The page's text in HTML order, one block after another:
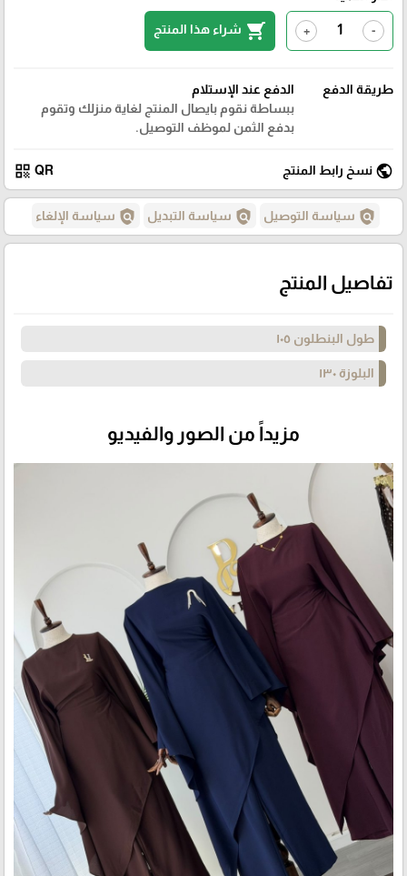
-
+
shopping_cart شراء هذا المنتج
طريقة الدفع
الدفع عند الإستلام
ببساطة نقوم بايصال المنتج لغاية منزلك وتقوم
بدفع الثمن لموظف التوصيل.
public نسخ رابط المنتج QR
qr_code
policy سياسة التوصيل policy سياسة التبديل policy سياسة الإلغاء
تفاصيل المنتج
طول البنطلون ١٠٥
البلوزة ١٣٠
مزيداً من الصور والفيديو